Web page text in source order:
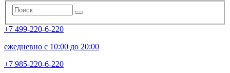
+7 499-220-6-220
ежедневно с 10:00 до 20:00
+7 985-220-6-220